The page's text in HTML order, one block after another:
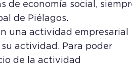
de economía social,
de Piélagos.
una actividad empresarial
actividad. Para poder
de la actividad